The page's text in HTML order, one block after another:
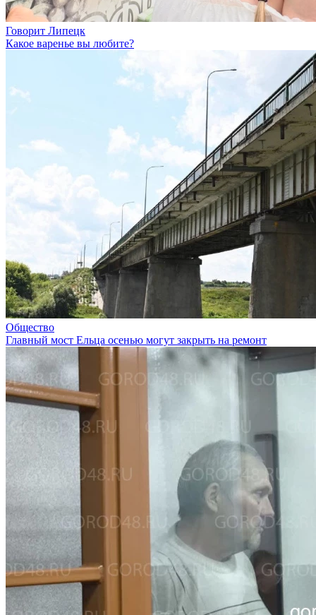
Говорит Липецк
Какое варенье вы любите?
Общество
Главный мост Ельца осенью могут закрыть на ремонт